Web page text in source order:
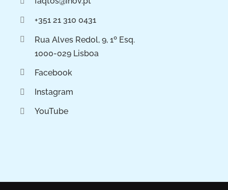
+351 21 310 0431
Rua Alves Redol, 9, 1º Esq.
1000-029 Lisboa
Facebook
Instagram
YouTube